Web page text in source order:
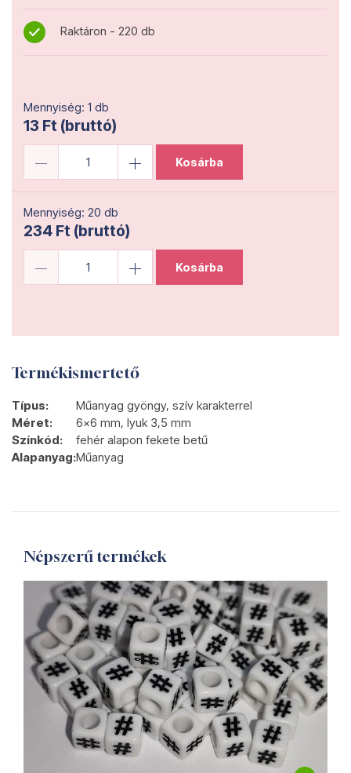
Raktáron - 220 db
Mennyiség: 1 db
13 Ft (bruttó)
Kosárba
Mennyiség: 20 db
234 Ft (bruttó)
Kosárba
Termékismertető
Típus:
Műanyag gyöngy, szív karakterrel
Méret:
6x6 mm, lyuk 3,5 mm
Színkód:
fehér alapon fekete betű
Alapanyag:Műanyag
Népszerű termékek